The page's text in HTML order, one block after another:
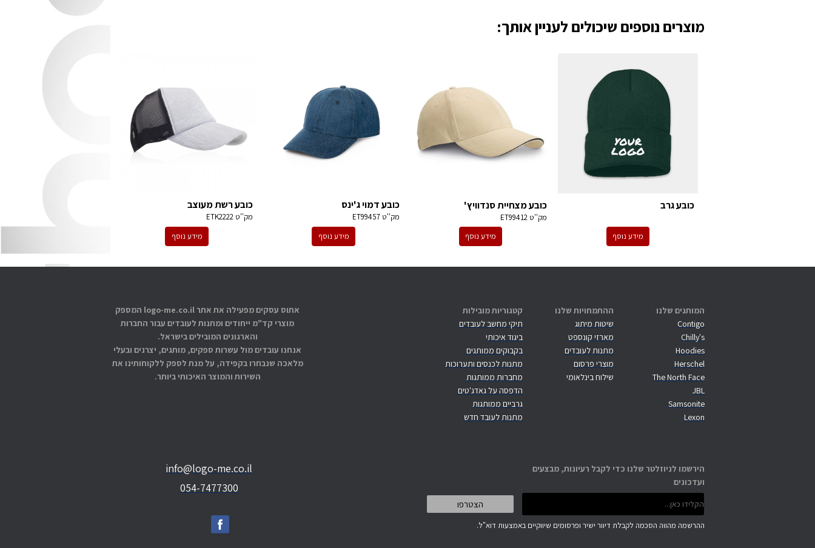
מוצרים נוספים שיכולים לעניין אותך:
כובע גרב
מידע נוסף
כובע מצחיית סנדוויץ'
מק''טET99412
מידע נוסף
כובע דמוי ג'ינס
מק''טET99457
מידע נוסף
כובע רשת מעוצב
מק''טETK2222
מידע נוסף
המותגים שלנו
Contigo
Chilly's
Hoodies
Herschel
The North Face
JBL
Samsonite
Lexon
ההתמחויות שלנו
שיטות מיתוג
מארזי קונספט
מתנות לעובדים
מוצרי פרסום
שילוח בינלאומי
קטגוריות מובילות
תיקי מחשב לעובדים
ביגוד איכותי
בקבוקים ממותגים
מתנות לכנסים ותערוכות
מחברות ממותגות
הדפסה על גאדג'טים
גרביים ממותגות
מתנות לעובד חדש
אתוס עסקים מפעילה את אתר logo-me.co.il המספק
מוצרי קד"מ ייחודים ומתנות לעובדים עבור החברות
והארגונים המובילים בישראל.
אנחנו עובדים מול עשרות ספקים, מותגים, יצרנים ובעלי
מלאכה שנבחרו בקפידה, על מנת לספק ללקוחותינו את
השירות והמוצר האיכותי ביותר.
הירשמו לניוזלטר שלנו כדי לקבל רעיונות, מבצעים
ועדכונים
info@logo-me.co.il
054-7477300
ההרשמה מהווה הסכמה לקבלת דיוור ישיר ופרסומים שיווקיים באמצעות דוא"ל.